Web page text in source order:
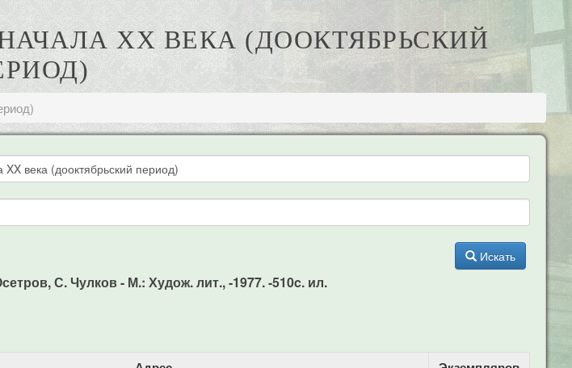
XX ВЕКА (ДООКТЯБРЬСКИЙ
Искать
С. Чулков - М.: Худож. лит., -1977. -510c. ил.